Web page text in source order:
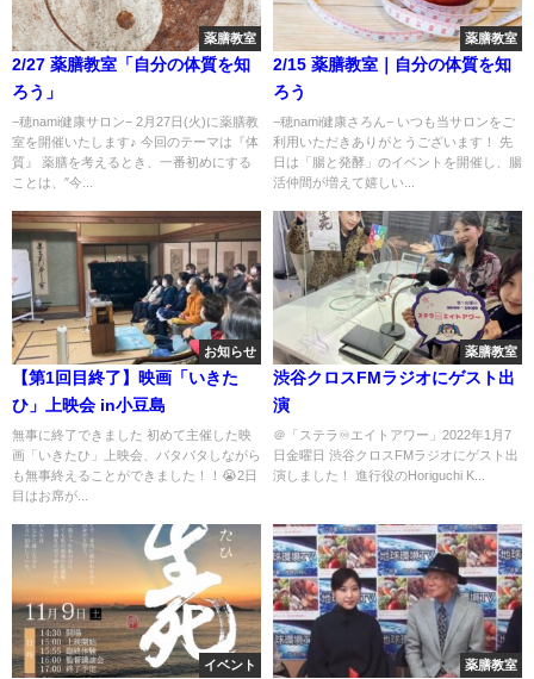
薬膳教室
2/27 薬膳教室「自分の体質を知
ろう」
−穂nami健康サロン− 2月27日(火)に薬膳教
室を開催いたします♪ 今回のテーマは『体
質』 薬膳を考えるとき、一番初めにする
ことは、″今...
薬膳教室
2/15 薬膳教室｜自分の体質を知
ろう
−穂nami健康さろん− いつも当サロンをご
利用いただきありがとうございます！ 先
日は「腸と発酵」のイベントを開催し、腸
活仲間が増えて嬉しい...
お知らせ
【第1回目終了】映画「いきた
ひ」上映会 in小豆島
無事に終了できました 初めて主催した映
画「いきたひ」上映会、バタバタしながら
も無事終えることができました！！😭2日
目はお席が...
薬膳教室
渋谷クロスFMラジオにゲスト出
演
＠「ステラ♾エイトアワー」2022年1月7
日金曜日 渋谷クロスFMラジオにゲスト出
演しました！ 進行役のHoriguchi K...
イベント 薬膳教室